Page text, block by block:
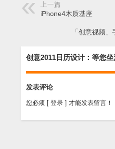
上一篇
iPhone4木质基座
「创意视频
创意2011日历设计：等您坐
发表评论
您必须 [ 登录 ] 才能发表留言！